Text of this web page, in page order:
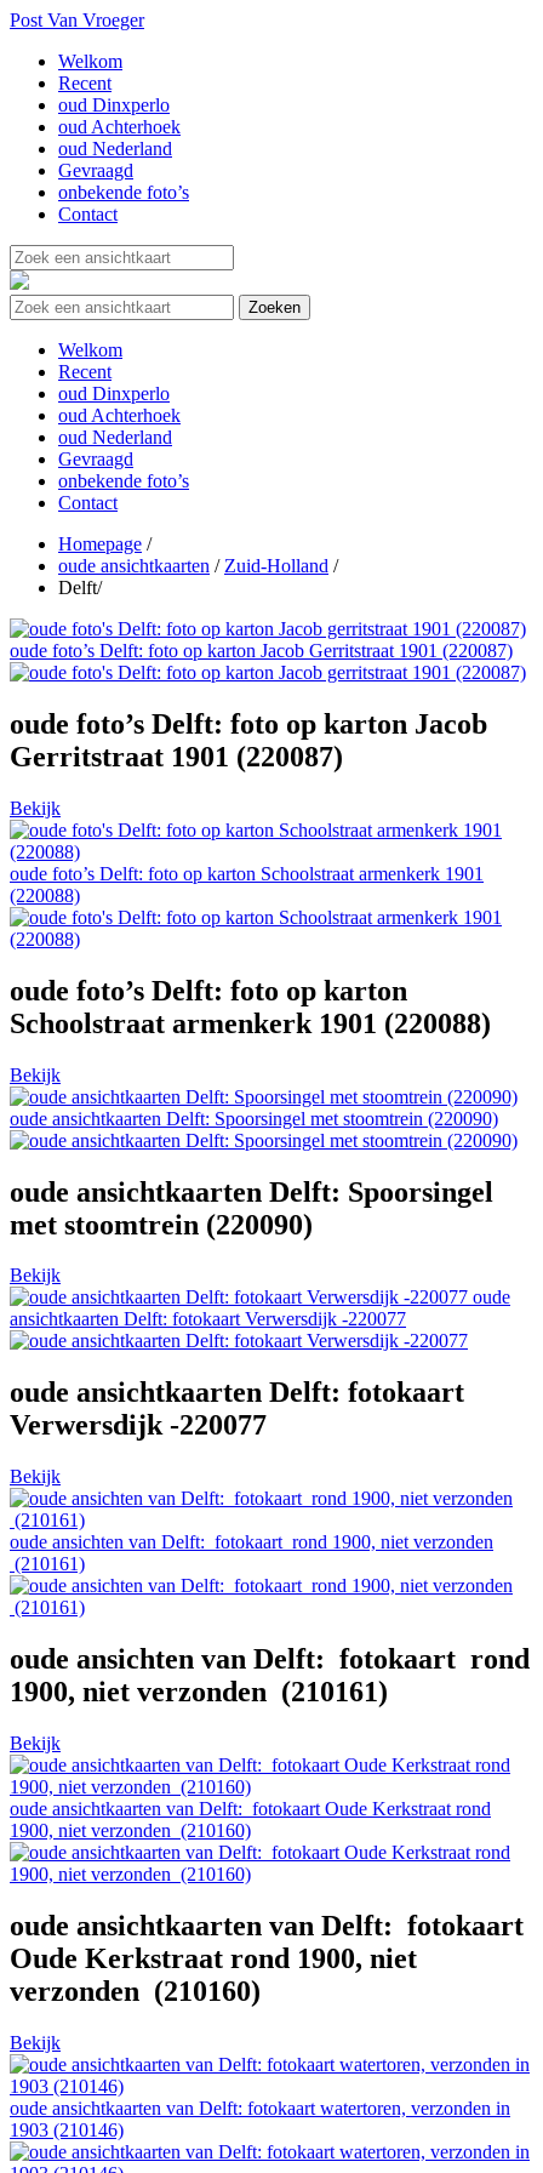
Post Van Vroeger
Welkom
Recent
oud Dinxperlo
oud Achterhoek
oud Nederland
Gevraagd
onbekende foto’s
Contact
Welkom
Recent
oud Dinxperlo
oud Achterhoek
oud Nederland
Gevraagd
onbekende foto’s
Contact
Homepage /
oude ansichtkaarten / Zuid-Holland /
Delft/
oude foto’s Delft: foto op karton Jacob Gerritstraat 1901 (220087)
oude foto’s Delft: foto op karton Jacob
Gerritstraat 1901 (220087)
Bekijk
oude foto’s Delft: foto op karton Schoolstraat armenkerk 1901
(220088)
oude foto’s Delft: foto op karton
Schoolstraat armenkerk 1901 (220088)
Bekijk
oude ansichtkaarten Delft: Spoorsingel met stoomtrein (220090)
oude ansichtkaarten Delft: Spoorsingel
met stoomtrein (220090)
Bekijk
oude
ansichtkaarten Delft: fotokaart Verwersdijk -220077
oude ansichtkaarten Delft: fotokaart
Verwersdijk -220077
Bekijk
oude ansichten van Delft: fotokaart rond 1900, niet verzonden
(210161)
oude ansichten van Delft: fotokaart rond
1900, niet verzonden (210161)
Bekijk
oude ansichtkaarten van Delft: fotokaart Oude Kerkstraat rond
1900, niet verzonden (210160)
oude ansichtkaarten van Delft: fotokaart
Oude Kerkstraat rond 1900, niet
verzonden (210160)
Bekijk
oude ansichtkaarten van Delft: fotokaart watertoren, verzonden in
1903 (210146)